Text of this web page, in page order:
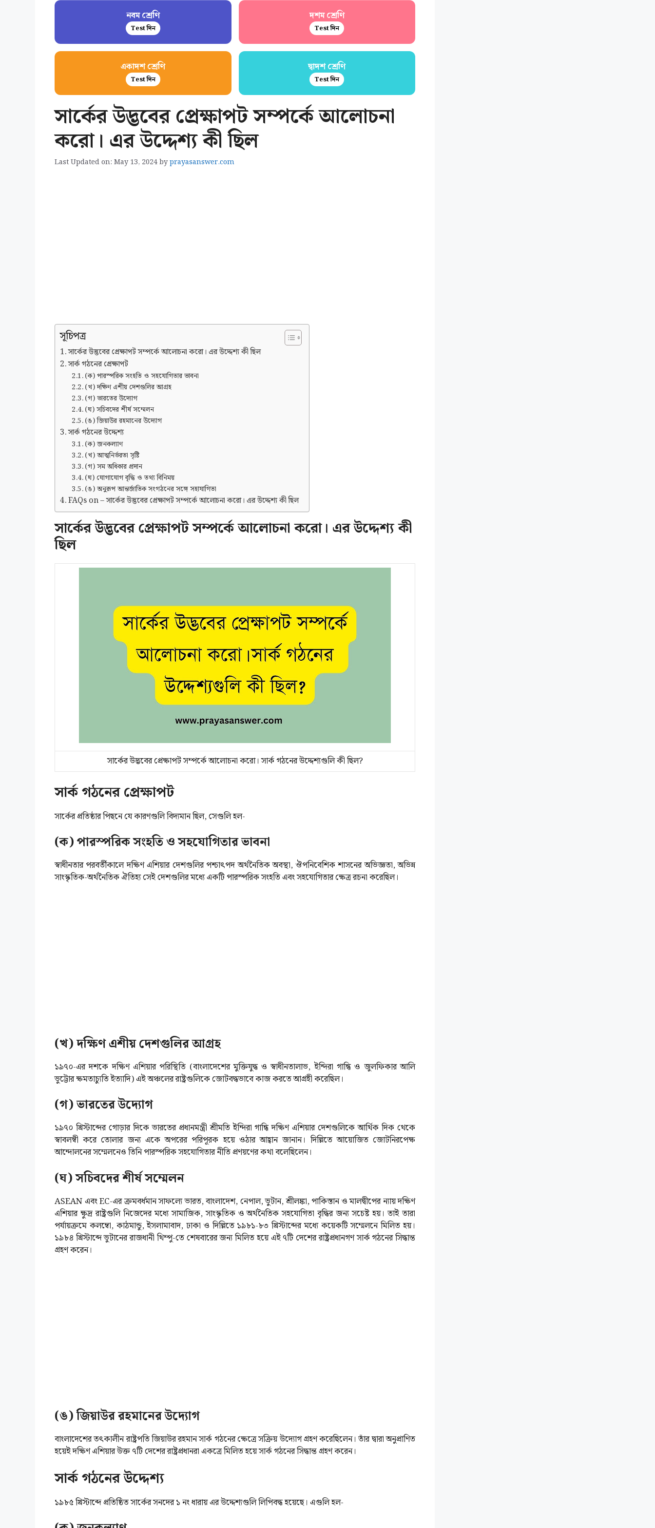
নবম শ্রেণি
Test দিন
দশম শ্রেণি
Test দিন
একাদশ শ্রেণি
Test দিন
দ্বাদশ শ্রেণি
Test দিন
সার্কের উদ্ভবের প্রেক্ষাপট সম্পর্কে আলোচনা
করো। এর উদ্দেশ্য কী ছিল
Last Updated on: May 13, 2024byprayasanswer.com
সূচিপত্র
সার্কের উদ্ভবের প্রেক্ষাপট সম্পর্কে আলোচনা করো। এর উদ্দেশ্য কী ছিল
সার্ক গঠনের প্রেক্ষাপট
(ক) পারস্পরিক সংহতি ও সহযোগিতার ভাবনা
(খ) দক্ষিণ এশীয় দেশগুলির আগ্রহ
(গ) ভারতের উদ্যোগ
(ঘ) সচিবদের শীর্ষ সম্মেলন
(ঙ) জিয়াউর রহমানের উদ্যোগ
সার্ক গঠনের উদ্দেশ্য
(ক) জনকল্যাণ
(খ) আত্মনির্ভরতা সৃষ্টি
(গ) সম অধিকার প্রদান
(ঘ) যোগাযোগ বৃদ্ধি ও তথ্য বিনিময়
(ঙ) অনুরূপ আন্তর্জাতিক সংগঠনের সঙ্গে সহাযাগিতা
FAQs on – সার্কের উদ্ভবের প্রেক্ষাপট সম্পর্কে আলোচনা করো। এর উদ্দেশ্য কী ছিল
সার্কের উদ্ভবের প্রেক্ষাপট সম্পর্কে আলোচনা করো। এর উদ্দেশ্য কী
ছিল
সার্কের উদ্ভবের প্রেক্ষাপট সম্পর্কে আলোচনা করো। সার্ক গঠনের উদ্দেশ্যগুলি কী ছিল?
সার্ক গঠনের প্রেক্ষাপট
সার্কের প্রতিষ্ঠার পিছনে যে কারণগুলি বিদ্যমান ছিল, সেগুলি হল-
(ক) পারস্পরিক সংহতি ও সহযোগিতার ভাবনা
স্বাধীনতার পরবর্তীকালে দক্ষিণ এশিয়ার দেশগুলির পশ্চাৎপদ অর্থনৈতিক অবস্থা, ঔপনিবেশিক শাসনের অভিজ্ঞতা, অভিন্ন
সাংস্কৃতিক-অর্থনৈতিক ঐতিহ্য সেই দেশগুলির মধ্যে একটি পারস্পরিক সংহতি এবং সহযোগিতার ক্ষেত্র রচনা করেছিল।
(খ) দক্ষিণ এশীয় দেশগুলির আগ্রহ
১৯৭০-এর দশকে দক্ষিণ এশিয়ার পরিস্থিতি (বাংলাদেশের মুক্তিযুদ্ধ ও স্বাধীনতালাভ, ইন্দিরা গান্ধি ও জুলফিকার আলি
ভুট্টোর ক্ষমতাচ্যুতি ইত্যাদি) এই অঞ্চলের রাষ্ট্রগুলিকে জোটবদ্ধভাবে কাজ করতে আগ্রহী করেছিল।
(গ) ভারতের উদ্যোগ
১৯৭০ খ্রিস্টাব্দের গোড়ার দিকে ভারতের প্রধানমন্ত্রী শ্রীমতি ইন্দিরা গান্ধি দক্ষিণ এশিয়ার দেশগুলিকে আর্থিক দিক থেকে
স্বাবলম্বী করে তোলার জন্য একে অপরের পরিপূরক হয়ে ওঠার আহ্বান জানান। দিল্লিতে আয়োজিত জোটনিরপেক্ষ
আন্দোলনের সম্মেলনেও তিনি পারস্পরিক সহযোগিতার নীতি প্রণয়ণের কথা বলেছিলেন।
(ঘ) সচিবদের শীর্ষ সম্মেলন
ASEAN এবং EC-এর ক্রমবর্ধমান সাফল্যে ভারত, বাংলাদেশ, নেপাল, ভুটান, শ্রীলঙ্কা, পাকিস্তান ও মালদ্বীপের ন্যায় দক্ষিণ
এশিয়ার ক্ষুদ্র রাষ্ট্রগুলি নিজেদের মধ্যে সামাজিক, সাংস্কৃতিক ও অর্থনৈতিক সহযোগিতা বৃদ্ধির জন্য সচেষ্ট হয়। তাই তারা
পর্যায়ক্রমে কলম্বো, কাঠমান্ডু, ইসলামাবাদ, ঢাকা ও দিল্লিতে ১৯৮১-৮৩ খ্রিস্টাব্দের মধ্যে কয়েকটি সম্মেলনে মিলিত হয়।
১৯৮৪ খ্রিস্টাব্দে ভুটানের রাজধানী থিম্পু-তে শেষবারের জন্য মিলিত হয়ে এই ৭টি দেশের রাষ্ট্রপ্রধানগণ সার্ক গঠনের সিদ্ধান্ত
গ্রহণ করেন।
(ঙ) জিয়াউর রহমানের উদ্যোগ
বাংলাদেশের তৎকালীন রাষ্ট্রপতি জিয়াউর রহমান সার্ক গঠনের ক্ষেত্রে সক্রিয় উদ্যোগ গ্রহণ করেছিলেন। তাঁর দ্বারা অনুপ্রাণিত
হয়েই দক্ষিণ এশিয়ার উক্ত ৭টি দেশের রাষ্ট্রপ্রধানরা একত্রে মিলিত হয়ে সার্ক গঠনের সিদ্ধান্ত গ্রহণ করেন।
সার্ক গঠনের উদ্দেশ্য
১৯৮৫ খ্রিস্টাব্দে প্রতিষ্ঠিত সার্কের সনদের ১ নং ধারায় এর উদ্দেশ্যগুলি লিপিবদ্ধ হয়েছে। এগুলি হল-